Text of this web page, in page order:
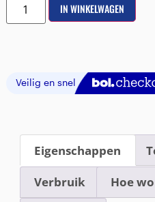
IN WINKELWAGEN
Eigenschappen
Verbruik Hoe